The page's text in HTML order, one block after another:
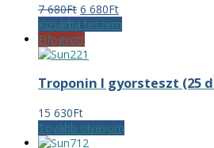
7 680Ft Original
price
was:
7
6 680FtCurrent
price
Kosárba teszem
Elfogyott
Troponin I gyorsteszt (25
15 630Ft
Tovább olvasom